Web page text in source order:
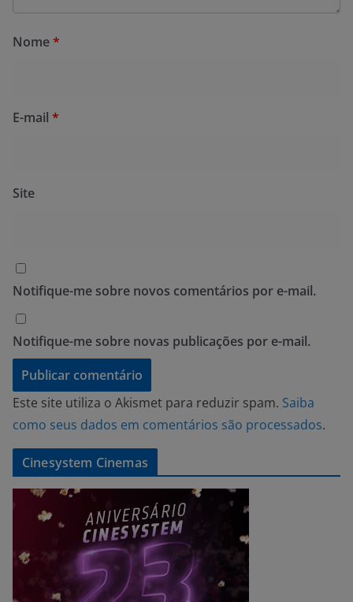
Nome*
E-mail *
Site
Notifique-me sobre novos comentários por e-mail.
Notifique-me sobre novas publicações por e-mail.
Este site utiliza o Akismet para reduzir spam. Saiba
como seus dados em comentários são processados.
Cinesystem Cinemas